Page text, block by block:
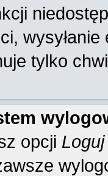
tylko
opcji